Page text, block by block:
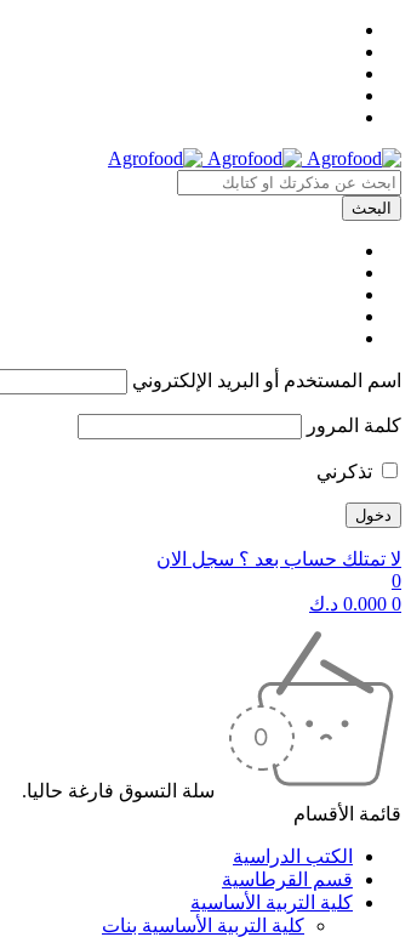
اسم المستخدم أو البريد الإلكتروني
كلمة المرور
تذكرني
لا تمتلك حساب بعد ؟ سجل الان
0
0
0.000 د.ك
سلة التسوق فارغة حاليا.
قائمة الأقسام
الكتب الدراسية
قسم القرطاسية
كلية التربية الأساسية
كلية التربية الأساسية بنات